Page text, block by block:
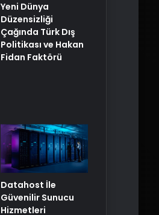
Yeni Dünya
Düzensizliği
Çağında Türk Dış
Politikası ve Hakan
Fidan Faktörü
Datahost İle
Güvenilir Sunucu
Hizmetleri